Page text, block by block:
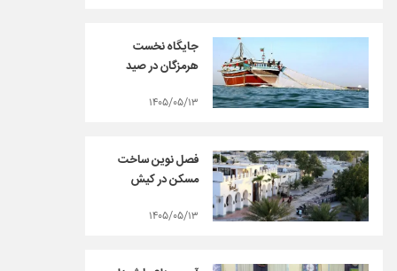
جایگاه نخست
هرمزگان در صید
۱۴۰۵/۰۵/۱۳
فصل نوین ساخت
مسکن در کیش
۱۴۰۵/۰۵/۱۳